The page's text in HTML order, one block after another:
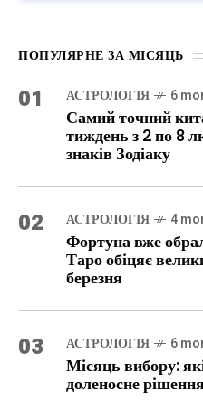
ПОПУЛЯРНЕ ЗА МІСЯЦЬ
01 АСТРОЛОГІЯ 6
Самий точний
тиждень з 2 по 8
знаків Зодіаку
02 АСТРОЛОГІЯ 4
Фортуна вже
Таро обіцяє
березня
03 АСТРОЛОГІЯ 6
Місяць вибору:
доленосне